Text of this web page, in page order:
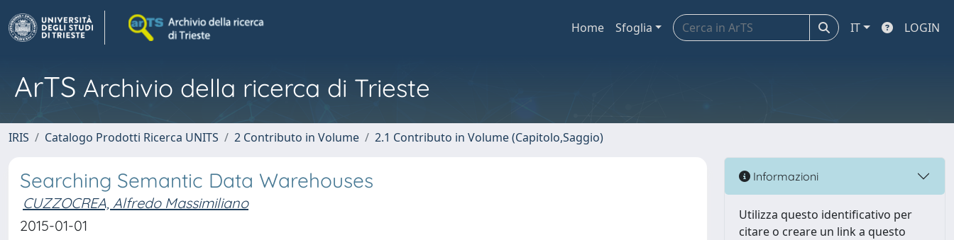
Home Sfoglia IT LOGIN
ArTS Archivio della ricerca di Trieste
IRIS Catalogo Prodotti Ricerca UNITS 2 Contributo in Volume 2.1 Contributo in Volume (Capitolo,Saggio)
Searching Semantic Data Warehouses
CUZZOCREA, Alfredo Massimiliano
2015-01-01
Informazioni
Utilizza questo identificativo per
citare o creare un link a questo